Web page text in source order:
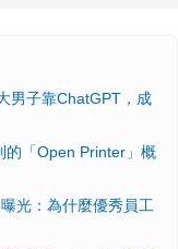
男子靠ChatGPT，成
的「Open Printer」概
光：為什麼優秀員工